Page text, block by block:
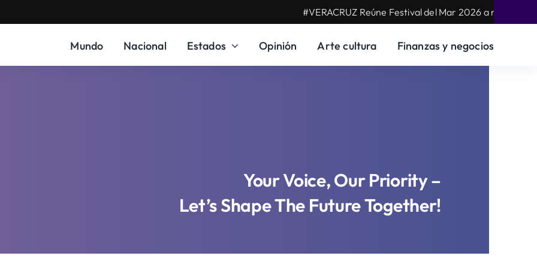
#VERACRUZ Reúne Festival del Mar 2026 a más de 25 mil
Mundo Nacional Estados Opinión Arte cultura Finanzas y negocios
Your Voice, Our Priority –
Let’s Shape The Future Together!